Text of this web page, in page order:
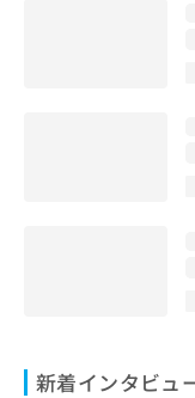
新着インタビュ